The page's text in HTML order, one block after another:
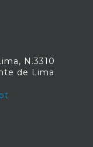
N.3310
de Lima